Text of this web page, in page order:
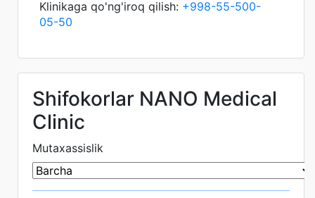
Klinikaga qo'ng'iroq qilish: +998-55-500-
05-50
Shifokorlar NANO Medical
Clinic
Mutaxassislik